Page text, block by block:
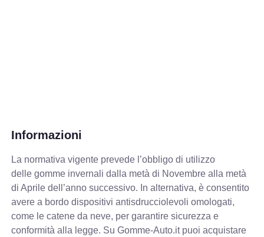
Informazioni
La normativa vigente prevede l’obbligo di utilizzo
delle gomme invernali dalla metà di Novembre alla metà
di Aprile dell’anno successivo. In alternativa, è consentito
avere a bordo dispositivi antisdrucciolevoli omologati,
come le catene da neve, per garantire sicurezza e
conformità alla legge. Su Gomme-Auto.it puoi acquistare